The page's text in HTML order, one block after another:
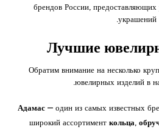
брендов России, предоставляющих
украшений.
Лучшие
Обратим внимание на несколько
ювелирных изделий в
Адамас— один из самых известных
широкий ассортимент кольца,